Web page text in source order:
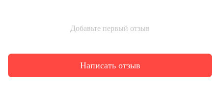
Добавьте первый отзыв
Написать отзыв